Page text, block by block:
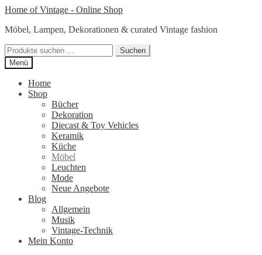
Zur
springen
Zum
springen
Home of Vintage - Online Shop
Möbel, Lampen, Dekorationen & curated Vintage fashion
Suchen
nach:
Suchen
Menü
Home
Shop
Bücher
Dekoration
Diecast & Toy Vehicles
Keramik
Küche
Möbel
Leuchten
Mode
Neue Angebote
Blog
Allgemein
Musik
Vintage-Technik
Mein Konto